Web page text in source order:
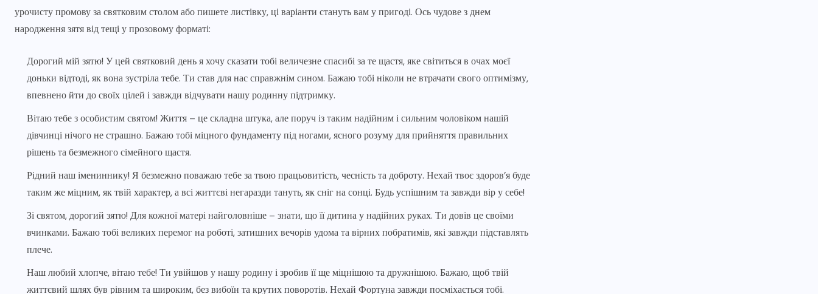
урочисту промову за святковим столом або пишете листівку, ці варіанти стануть вам у пригоді. Ось чудове з днем
народження зятя від тещі у прозовому форматі:
Дорогий мій зятю! У цей святковий день я хочу сказати тобі величезне спасибі за те щастя, яке світиться в очах моєї
доньки відтоді, як вона зустріла тебе. Ти став для нас справжнім сином. Бажаю тобі ніколи не втрачати свого оптимізму,
впевнено йти до своїх цілей і завжди відчувати нашу родинну підтримку.
Вітаю тебе з особистим святом! Життя – це складна штука, але поруч із таким надійним і сильним чоловіком нашій
дівчинці нічого не страшно. Бажаю тобі міцного фундаменту під ногами, ясного розуму для прийняття правильних
рішень та безмежного сімейного щастя.
Рідний наш імениннику! Я безмежно поважаю тебе за твою працьовитість, чесність та доброту. Нехай твоє здоров’я буде
таким же міцним, як твій характер, а всі життєві негаразди тануть, як сніг на сонці. Будь успішним та завжди вір у себе!
Зі святом, дорогий зятю! Для кожної матері найголовніше – знати, що її дитина у надійних руках. Ти довів це своїми
вчинками. Бажаю тобі великих перемог на роботі, затишних вечорів удома та вірних побратимів, які завжди підставлять
плече.
Наш любий хлопче, вітаю тебе! Ти увійшов у нашу родину і зробив її ще міцнішою та дружнішою. Бажаю, щоб твій
життєвий шлях був рівним та широким, без вибоїн та крутих поворотів. Нехай Фортуна завжди посміхається тобі.